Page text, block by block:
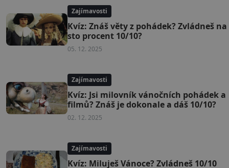
Zajímavosti
Kvíz: Znáš věty z pohádek? Zvládneš na
sto procent 10/10?
05. 12. 2025
Zajímavosti
Kvíz: Jsi milovník vánočních pohádek a
filmů? Znáš je dokonale a dáš 10/10?
02. 12. 2025
Zajímavosti
Kvíz: Miluješ Vánoce? Zvládneš 10/10